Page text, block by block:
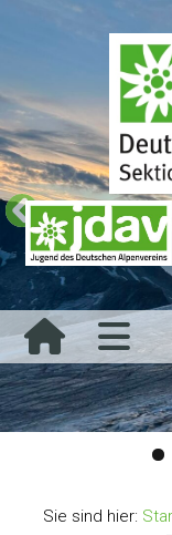
Sie sind hier: